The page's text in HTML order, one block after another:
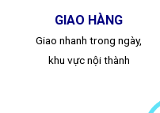
GIAO HÀNG
Giao nhanh trong ngày,
khu vực nội thành